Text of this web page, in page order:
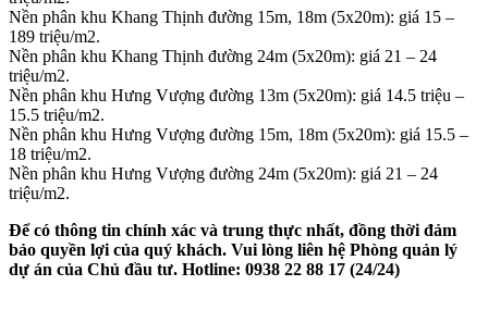
Nền phân khu Khang Thịnh đường 15m, 18m (5x20m): giá 15 –
189 triệu/m2.
Nền phân khu Khang Thịnh đường 24m (5x20m): giá 21 – 24
triệu/m2.
Nền phân khu Hưng Vượng đường 13m (5x20m): giá 14.5 triệu –
15.5 triệu/m2.
Nền phân khu Hưng Vượng đường 15m, 18m (5x20m): giá 15.5 –
18 triệu/m2.
Nền phân khu Hưng Vượng đường 24m (5x20m): giá 21 – 24
triệu/m2.
Để có thông tin chính xác và trung thực nhất, đồng thời đảm
bảo quyền lợi của quý khách. Vui lòng liên hệ Phòng quản lý
dự án của Chủ đầu tư. Hotline: 0938 22 88 17 (24/24)